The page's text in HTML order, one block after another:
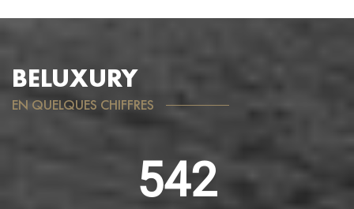
BELUXURY
EN QUELQUES CHIFFRES
542